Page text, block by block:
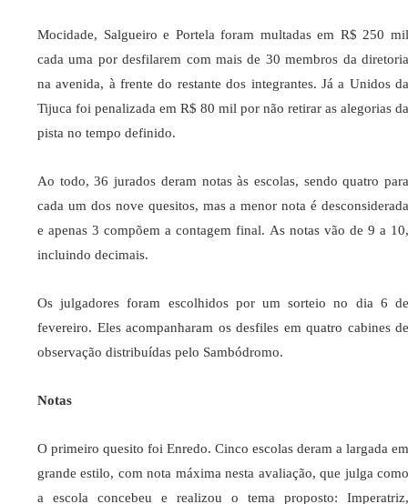
Mocidade, Salgueiro e Portela foram multadas em R$ 250 mil
cada uma por desfilarem com mais de 30 membros da diretoria
na avenida, à frente do restante dos integrantes. Já a Unidos da
Tijuca foi penalizada em R$ 80 mil por não retirar as alegorias da
pista no tempo definido.
Ao todo, 36 jurados deram notas às escolas, sendo quatro para
cada um dos nove quesitos, mas a menor nota é desconsiderada
e apenas 3 compõem a contagem final. As notas vão de 9 a 10,
incluindo decimais.
Os julgadores foram escolhidos por um sorteio no dia 6 de
fevereiro. Eles acompanharam os desfiles em quatro cabines de
observação distribuídas pelo Sambódromo.
Notas
O primeiro quesito foi Enredo. Cinco escolas deram a largada em
grande estilo, com nota máxima nesta avaliação, que julga como
a escola concebeu e realizou o tema proposto: Imperatriz,